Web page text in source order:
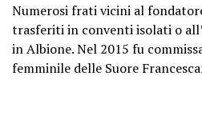
Numerosi frati vicini al
trasferiti in conventi isolati o
in Albione. Nel 2015 fu
femminile delle Suore